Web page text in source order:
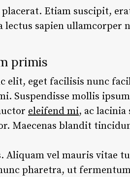
Etiam suscipit,
lectus sapien ullamcorper
primis
elit, eget facilisis nunc
Suspendisse mollis
eleifend mi, ac lacinia
Maecenas blandit
Aliquam vel mauris vitae
pharetra, ut